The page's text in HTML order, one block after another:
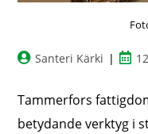
Santeri Kärki
Tammerfors
betydande verktyg i